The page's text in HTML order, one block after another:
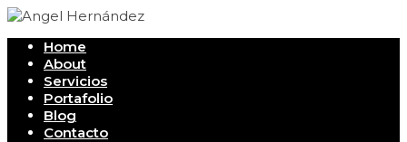
Home
About
Servicios
Portafolio
Blog
Contacto